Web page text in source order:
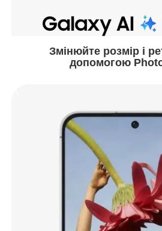
Змінюйте розмір і
допомогою